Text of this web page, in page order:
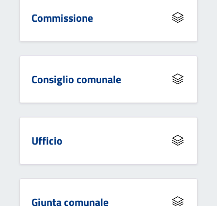
Commissione
Consiglio comunale
Ufficio
Giunta comunale